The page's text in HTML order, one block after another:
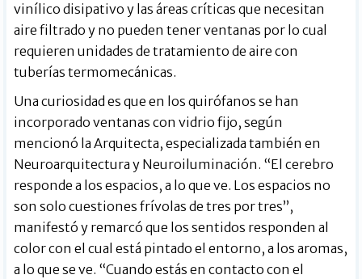
vinílico disipativo y las áreas críticas que necesitan
aire filtrado y no pueden tener ventanas por lo cual
requieren unidades de tratamiento de aire con
tuberías termomecánicas.
Una curiosidad es que en los quirófanos se han
incorporado ventanas con vidrio fijo, según
mencionó la Arquitecta, especializada también en
Neuroarquitectura y Neuroiluminación. “El cerebro
responde a los espacios, a lo que ve. Los espacios no
son solo cuestiones frívolas de tres por tres”,
manifestó y remarcó que los sentidos responden al
color con el cual está pintado el entorno, a los aromas,
a lo que se ve. “Cuando estás en contacto con el